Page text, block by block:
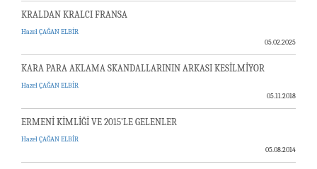
KRALDAN KRALCI FRANSA
Hazel ÇAĞAN ELBİR
05.02.2025
KARA PARA AKLAMA SKANDALLARININ ARKASI KESİLMİYOR
Hazel ÇAĞAN ELBİR
05.11.2018
ERMENİ KİMLİĞİ VE 2015’LE GELENLER
Hazel ÇAĞAN ELBİR
05.08.2014